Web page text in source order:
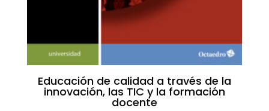
Educación de calidad a través de la
innovación, las TIC y la formación
docente